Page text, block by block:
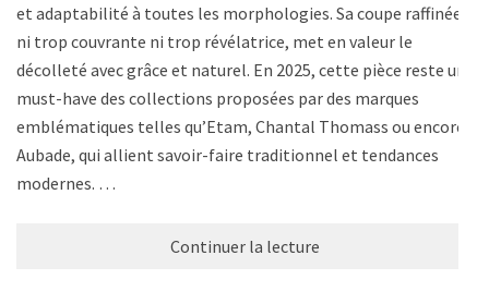
et adaptabilité à toutes les morphologies. Sa coupe raffinée,
ni trop couvrante ni trop révélatrice, met en valeur le
décolleté avec grâce et naturel. En 2025, cette pièce reste un
must-have des collections proposées par des marques
emblématiques telles qu’Etam, Chantal Thomass ou encore
Aubade, qui allient savoir-faire traditionnel et tendances
modernes. …
Continuer la lecture